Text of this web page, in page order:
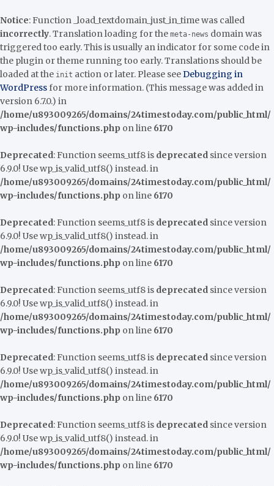
Notice: Function _load_textdomain_just_in_time was called
incorrectly. Translation loading for the meta-news domain was
triggered too early. This is usually an indicator for some code in
the plugin or theme running too early. Translations should be
loaded at the init action or later. Please seeDebugging in
WordPressfor more information. (This message was added in
version 6.7.0.) in
/home/u893009265/domains/24timestoday.com/public_html/
wp-includes/functions.php on line 6170
Deprecated: Function seems_utf8 is deprecated since version
6.9.0! Use wp_is_valid_utf8() instead. in
/home/u893009265/domains/24timestoday.com/public_html/
wp-includes/functions.php on line 6170
Deprecated: Function seems_utf8 is deprecated since version
6.9.0! Use wp_is_valid_utf8() instead. in
/home/u893009265/domains/24timestoday.com/public_html/
wp-includes/functions.php on line 6170
Deprecated: Function seems_utf8 is deprecated since version
6.9.0! Use wp_is_valid_utf8() instead. in
/home/u893009265/domains/24timestoday.com/public_html/
wp-includes/functions.php on line 6170
Deprecated: Function seems_utf8 is deprecated since version
6.9.0! Use wp_is_valid_utf8() instead. in
/home/u893009265/domains/24timestoday.com/public_html/
wp-includes/functions.php on line 6170
Deprecated: Function seems_utf8 is deprecated since version
6.9.0! Use wp_is_valid_utf8() instead. in
/home/u893009265/domains/24timestoday.com/public_html/
wp-includes/functions.php on line 6170